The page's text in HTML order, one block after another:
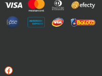
Facebook